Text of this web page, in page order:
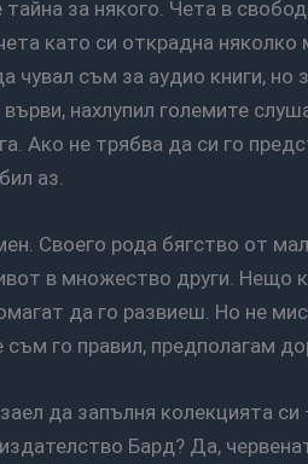
като си открадна
чувал съм за аудио книги, но
нахлупил големите
Ако не трябва да си го
аз.
в множество други. Нещо
да го развиеш. Но не
съм го правил, предполагам
Бард? Да,